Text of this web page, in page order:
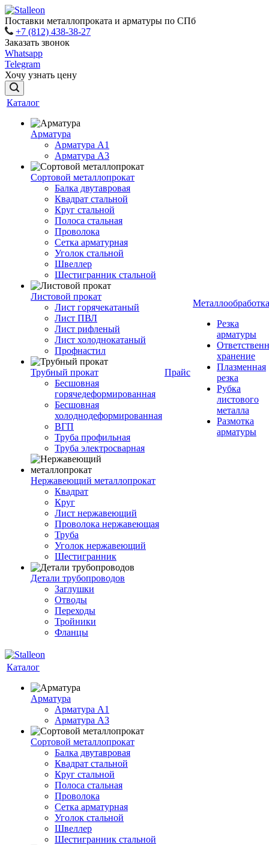
Поставки металлопроката и арматуры по СПб
+7 (812) 438-38-27
Заказать звонок
Whatsapp
Telegram
Хочу узнать цену
Каталог
Арматура
Арматура A1
Арматура А3
Сортовой металлопрокат
Балка двутавровая
Квадрат стальной
Круг стальной
Полоса стальная
Проволока
Сетка арматурная
Уголок стальной
Швеллер
Шестигранник стальной
Листовой прокат
Лист горячекатаный
Лист ПВЛ
Лист рифленый
Лист холоднокатаный
Профнастил
Трубный прокат
Бесшовная
горячедеформированная
Бесшовная
холоднодеформированная
ВГП
Труба профильная
Труба электросварная
Нержавеющий металлопрокат
Квадрат
Круг
Лист нержавеющий
Проволока нержавеющая
Труба
Уголок нержавеющий
Шестигранник
Детали трубопроводов
Заглушки
Отводы
Переходы
Тройники
Фланцы
Прайс
Металлообработка
Резка
арматуры
хранение
Плазменная
резка
Рубка
листового
металла
Размотка
арматуры
Каталог
Арматура
Арматура A1
Арматура А3
Сортовой металлопрокат
Балка двутавровая
Квадрат стальной
Круг стальной
Полоса стальная
Проволока
Сетка арматурная
Уголок стальной
Швеллер
Шестигранник стальной